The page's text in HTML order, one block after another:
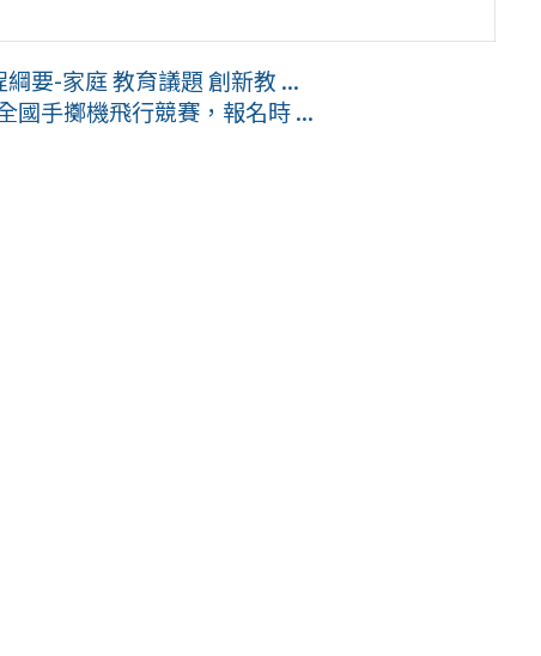
要-家庭 教育議題 創新教 ...
國手擲機飛行競賽，報名時 ...